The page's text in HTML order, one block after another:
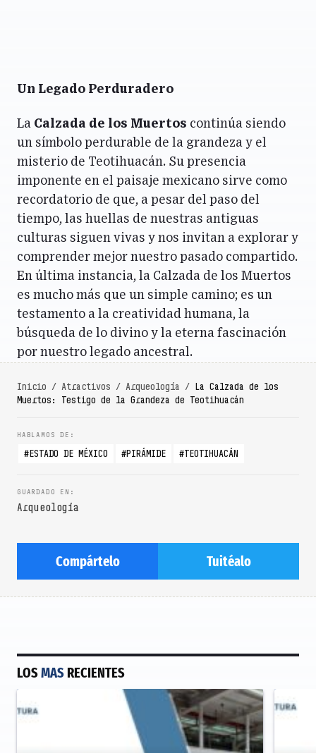
Un Legado Perduradero
La Calzada de los Muertos continúa siendo
un símbolo perdurable de la grandeza y el
misterio de Teotihuacán. Su presencia
imponente en el paisaje mexicano sirve como
recordatorio de que, a pesar del paso del
tiempo, las huellas de nuestras antiguas
culturas siguen vivas y nos invitan a explorar y
comprender mejor nuestro pasado compartido.
En última instancia, la Calzada de los Muertos
es mucho más que un simple camino; es un
testamento a la creatividad humana, la
búsqueda de lo divino y la eterna fascinación
por nuestro legado ancestral.
Inicio / Atractivos / Arqueología / La Calzada de los
Muertos: Testigo de la Grandeza de Teotihuacán
ESTADO DE MÉXICO PIRÁMIDE TEOTIHUACÁN
Arqueología
Compártelo Tuitéalo
LOSMAS RECIENTES